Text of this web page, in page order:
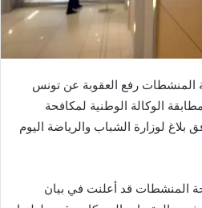
المنشطات رفع العقوبة عن تونس
الوكالة الوطنية لمكافحة
بلاغ لوزارة الشباب والرياضة اليوم
المنشطات قد أعلنت في بيان